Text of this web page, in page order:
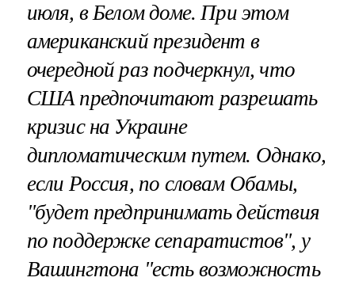
июля, в Белом доме. При этом
американский президент в
очередной раз подчеркнул, что
США предпочитают разрешать
кризис на Украине
дипломатическим путем. Однако,
если Россия, по словам Обамы,
"будет предпринимать действия
по поддержке сепаратистов", у
Вашингтона "есть возможность